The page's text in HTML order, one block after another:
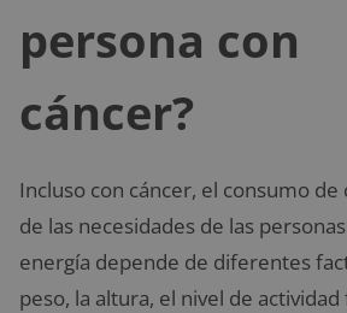
persona con
cáncer?
Incluso con cáncer, el consumo
de las necesidades de las
energía depende de diferentes
peso, la altura, el nivel de actividad